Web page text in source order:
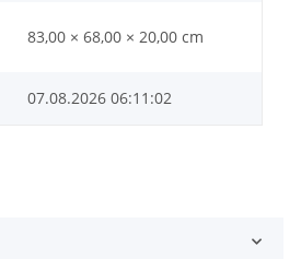
83,00 × 68,00 × 20,00 cm
07.08.2026 06:11:02